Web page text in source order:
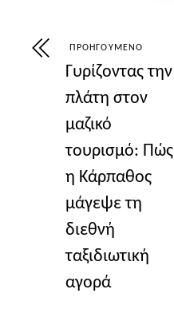
ΠΡΟΗΓΟΎΜΕΝΟ
Γυρίζοντας την
πλάτη στον
μαζικό
τουρισμό: Πώς
η Κάρπαθος
μάγεψε τη
διεθνή
ταξιδιωτική
αγορά